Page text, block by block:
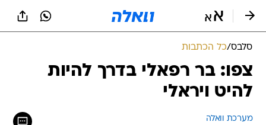
סלבס/כל הכתבות
צפו: בר רפאלי בדרך להיות
להיט ויראלי
מערכת וואלה